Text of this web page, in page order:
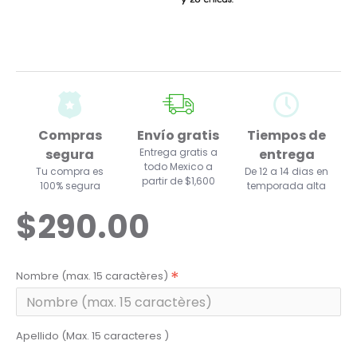
Compras
segura
Tu compra es
100% segura
Envío gratis
Entrega gratis a
todo Mexico a
partir de $1,600
Tiempos de
entrega
De 12 a 14 dias en
temporada alta
$290.00
Nombre (max. 15 caractères)
Apellido (Max. 15 caracteres )